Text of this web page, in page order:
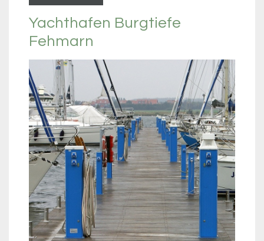
Yachthafen Burgtiefe
Fehmarn